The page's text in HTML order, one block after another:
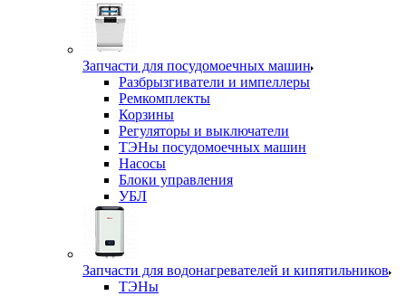
Запчасти для посудомоечных машин
Разбрызгиватели и импеллеры
Ремкомплекты
Корзины
Регуляторы и выключатели
ТЭНы посудомоечных машин
Насосы
Блоки управления
УБЛ
Запчасти для водонагревателей и кипятильников
ТЭНы